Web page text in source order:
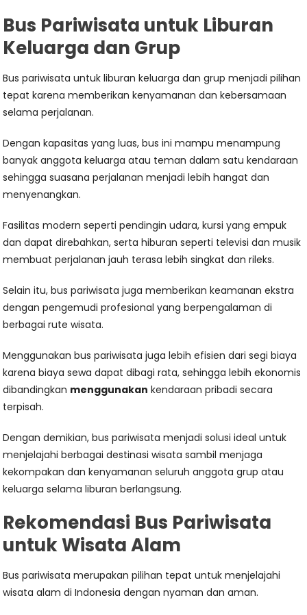
Bus Pariwisata untuk Liburan
Keluarga dan Grup
Bus pariwisata untuk liburan keluarga dan grup menjadi pilihan
tepat karena memberikan kenyamanan dan kebersamaan
selama perjalanan.
Dengan kapasitas yang luas, bus ini mampu menampung
banyak anggota keluarga atau teman dalam satu kendaraan
sehingga suasana perjalanan menjadi lebih hangat dan
menyenangkan.
Fasilitas modern seperti pendingin udara, kursi yang empuk
dan dapat direbahkan, serta hiburan seperti televisi dan musik
membuat perjalanan jauh terasa lebih singkat dan rileks.
Selain itu, bus pariwisata juga memberikan keamanan ekstra
dengan pengemudi profesional yang berpengalaman di
berbagai rute wisata.
Menggunakan bus pariwisata juga lebih efisien dari segi biaya
karena biaya sewa dapat dibagi rata, sehingga lebih ekonomis
dibandingkan menggunakan kendaraan pribadi secara
terpisah.
Dengan demikian, bus pariwisata menjadi solusi ideal untuk
menjelajahi berbagai destinasi wisata sambil menjaga
kekompakan dan kenyamanan seluruh anggota grup atau
keluarga selama liburan berlangsung.
Rekomendasi Bus Pariwisata
untuk Wisata Alam
Bus pariwisata merupakan pilihan tepat untuk menjelajahi
wisata alam di Indonesia dengan nyaman dan aman.